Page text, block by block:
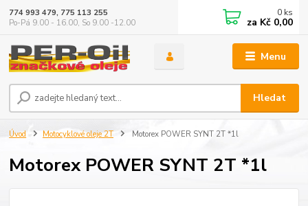
Menu
Hledat
774 993 479, 775 113 255
Po-Pá 9.00 - 16.00, So 9.00 -12.00
0 ks
za Kč 0,00
Úvod Motocyklové oleje 2T Motorex POWER SYNT 2T *1l
Motorex POWER SYNT 2T *1l